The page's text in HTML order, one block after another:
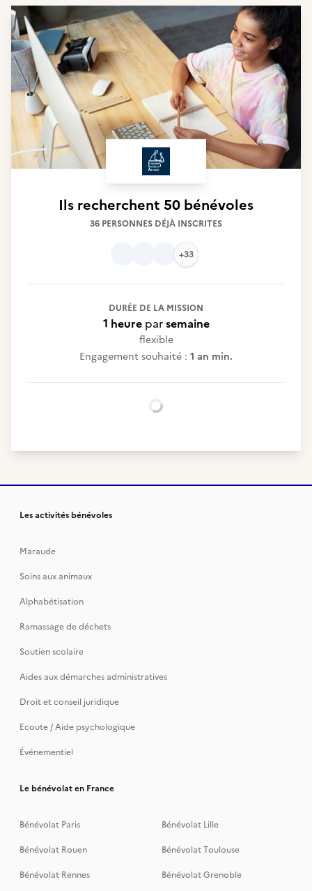
Ils recherchent 50 bénévoles
36 PERSONNES DÉJÀ INSCRITES
+33
DURÉE DE LA MISSION
1 heureparsemaine
flexible
Engagement souhaité : 1 an min.
Chargement...
Les activités bénévoles
Maraude
Soins aux animaux
Alphabétisation
Ramassage de déchets
Soutien scolaire
Aides aux démarches administratives
Droit et conseil juridique
Ecoute / Aide psychologique
Événementiel
Le bénévolat en France
Bénévolat Paris
Bénévolat Lille
Bénévolat Rouen
Bénévolat Toulouse
Bénévolat Rennes
Bénévolat Grenoble